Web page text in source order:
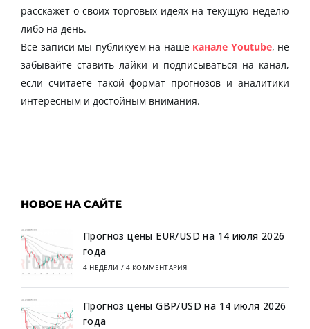
расскажет о своих торговых идеях на текущую неделю
либо на день.
Все записи мы публикуем на наше канале Youtube, не
забывайте ставить лайки и подписываться на канал,
если считаете такой формат прогнозов и аналитики
интересным и достойным внимания.
НОВОЕ НА САЙТЕ
Прогноз цены EUR/USD на 14 июля 2026
года
4 НЕДЕЛИ / 4 КОММЕНТАРИЯ
Прогноз цены GBP/USD на 14 июля 2026
года